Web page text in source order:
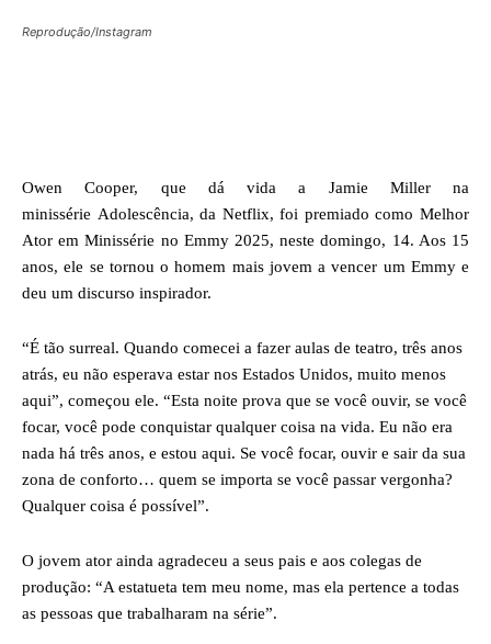
Reprodução/Instagram
Owen Cooper, que dá vida a Jamie Miller na
minissérie Adolescência, da Netflix, foi premiado como Melhor
Ator em Minissérie no Emmy 2025, neste domingo, 14. Aos 15
anos, ele se tornou o homem mais jovem a vencer um Emmy e
deu um discurso inspirador.
“É tão surreal. Quando comecei a fazer aulas de teatro, três anos
atrás, eu não esperava estar nos Estados Unidos, muito menos
aqui”, começou ele. “Esta noite prova que se você ouvir, se você
focar, você pode conquistar qualquer coisa na vida. Eu não era
nada há três anos, e estou aqui. Se você focar, ouvir e sair da sua
zona de conforto… quem se importa se você passar vergonha?
Qualquer coisa é possível”.
O jovem ator ainda agradeceu a seus pais e aos colegas de
produção: “A estatueta tem meu nome, mas ela pertence a todas
as pessoas que trabalharam na série”.